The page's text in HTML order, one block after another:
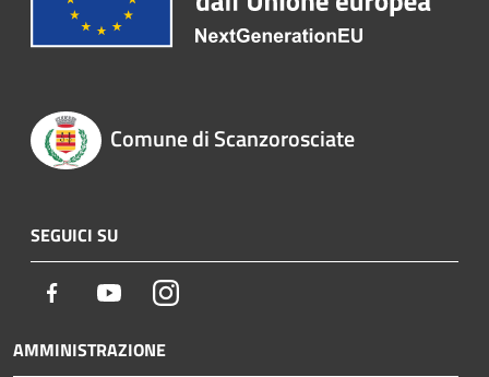
Comune di Scanzorosciate
SEGUICI SU
Facebook YoutubeInstagram
AMMINISTRAZIONE